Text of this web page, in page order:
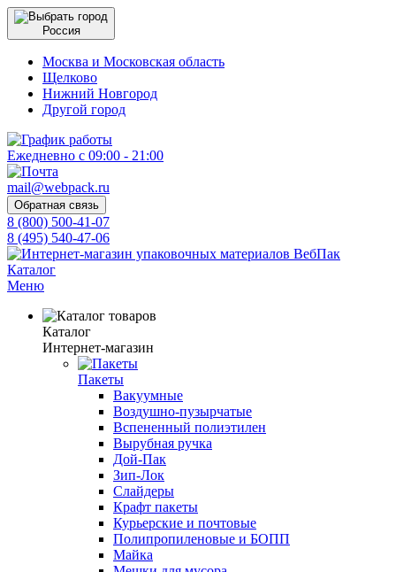
Россия
Москва и Московская область
Щелково
Нижний Новгород
Другой город
Ежедневно с 09:00 - 21:00
mail@webpack.ru
Обратная связь
8 (800) 500-41-07
8 (495) 540-47-06
Каталог
Меню
Каталог
Интернет-магазин
Пакеты
Вакуумные
Воздушно-пузырчатые
Вспененный полиэтилен
Вырубная ручка
Дой-Пак
Зип-Лок
Слайдеры
Крафт пакеты
Курьерские и почтовые
Полипропиленовые и БОПП
Майка